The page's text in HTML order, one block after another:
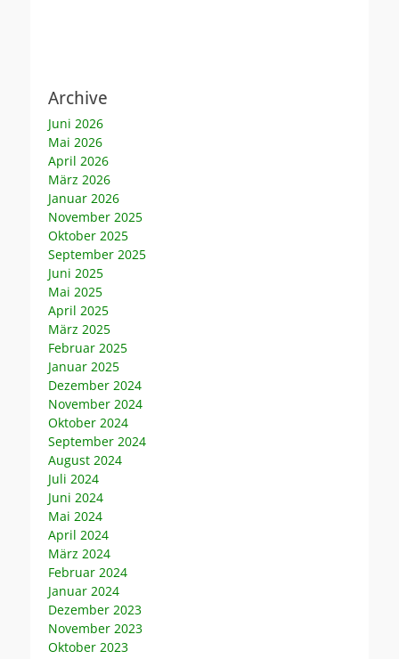
Archive
Juni 2026
Mai 2026
April 2026
März 2026
Januar 2026
November 2025
Oktober 2025
September 2025
Juni 2025
Mai 2025
April 2025
März 2025
Februar 2025
Januar 2025
Dezember 2024
November 2024
Oktober 2024
September 2024
August 2024
Juli 2024
Juni 2024
Mai 2024
April 2024
März 2024
Februar 2024
Januar 2024
Dezember 2023
November 2023
Oktober 2023